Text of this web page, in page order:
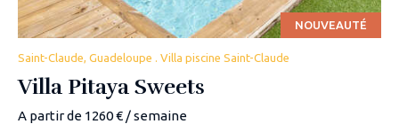
NOUVEAUTÉ
Saint-Claude, Guadeloupe . Villa piscine Saint-Claude
Villa Pitaya Sweets
A partir de 1260 € / semaine